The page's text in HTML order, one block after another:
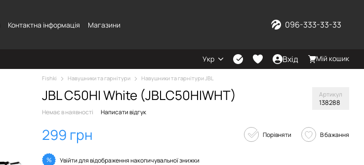
Контактна інформація Магазини 096-333-33-33
Укр Вхід Мій кошик
Fishki Навушники та гарнітури Навушники та гарнітури JBL
JBL C50HI White (JBLC50HIWHT) Артикул
138288
Немає в наявності Написати відгук
299 грн Порівняти В бажання
% Увійтидля відображення накопичувальної знижки